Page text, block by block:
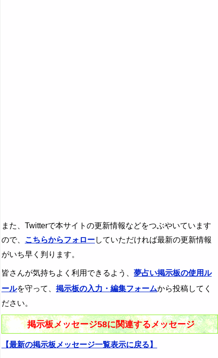
また、Twitterで本サイトの更新情報などをつぶやいています
ので、 こちらからフォローしていただければ最新の更新情報
がいち早く判ります。
皆さんが気持ちよく利用できるよう、 夢占い掲示板の使用ル
ールを守って、 掲示板の入力・編集フォームから投稿してく
ださい。
掲示板メッセージ58に関連するメッセージ
【最新の掲示板メッセージ一覧表示に戻る】